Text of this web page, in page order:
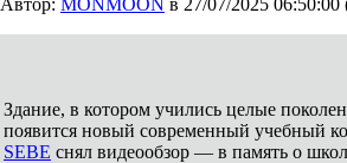
Автор: MONMOON в 27/07/2025 06:50:00
Здание, в котором учились целые
появится новый современный учебный
SEBE снял видеообзор — в память о